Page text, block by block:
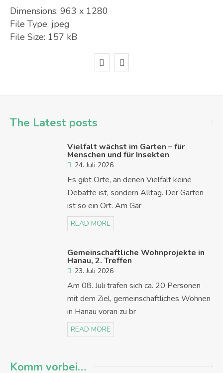
Dimensions: 963 x 1280
File Type: jpeg
File Size: 157 kB
The Latest posts
Vielfalt wächst im Garten – für
Menschen und für Insekten
24. Juli 2026
Es gibt Orte, an denen Vielfalt keine
Debatte ist, sondern Alltag. Der Garten
ist so ein Ort. Am Gar
READ MORE
Gemeinschaftliche Wohnprojekte in
Hanau, 2. Treffen
23. Juli 2026
Am 08. Juli trafen sich ca. 20 Personen
mit dem Ziel, gemeinschaftliches Wohnen
in Hanau voran zu br
READ MORE
Komm vorbei…